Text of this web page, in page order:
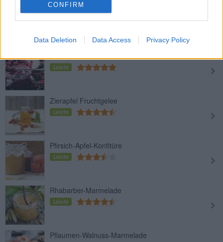
CONFIRM
Data Deletion Data Access Privacy Policy
Erdbeermarmelade mit Sherry
Mittel
Johannisbeer-Kirsch-Marmelade
Leicht
Zierapfel Fruchtgelee
Leicht
Pfirsich-Apfel-Konfitüre
Leicht
Rhabarber-Marmelade
Leicht
Pflaumen-Walnuss-Marmelade